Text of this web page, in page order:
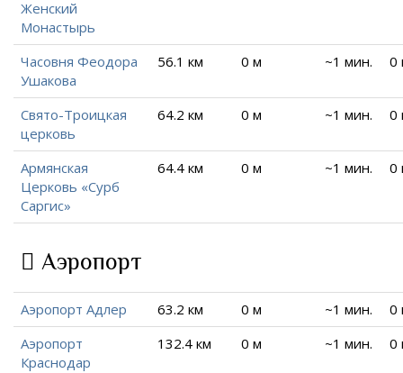
Женский
Монастырь
Часовня Феодора
Ушакова
56.1 км 0 м ~1 мин. 0
Свято-Троицкая
церковь
64.2 км 0 м ~1 мин. 0
Армянская
Церковь «Сурб
Саргис»
64.4 км 0 м ~1 мин. 0
Аэропорт
Аэропорт Адлер 63.2 км 0 м ~1 мин.
0
Аэропорт
Краснодар
132.4 км 0 м ~1 мин. 0